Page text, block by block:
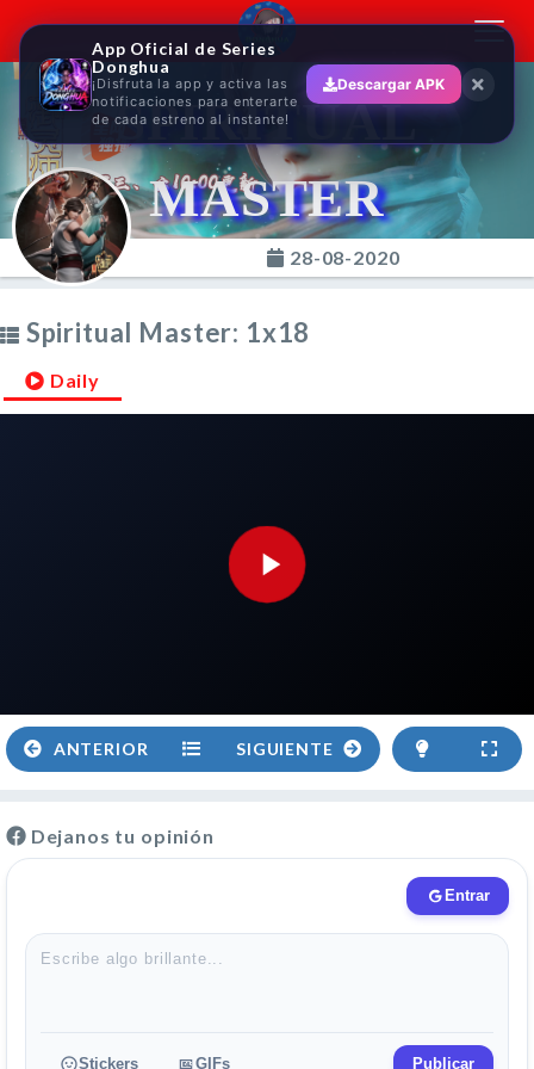
SPIRITUAL
MASTER
28-08-2020
Spiritual Master: 1x18
Daily
ANTERIOR SIGUIENTE
Dejanos tu opinión
App Oficial de Series
Donghua
¡Disfruta la app y activa las
notificaciones para enterarte
de cada estreno al instante!
Descargar APK